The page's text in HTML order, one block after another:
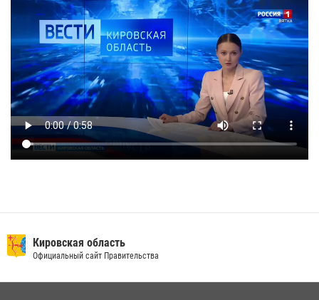
Кировская область
Официальный сайт Правительства